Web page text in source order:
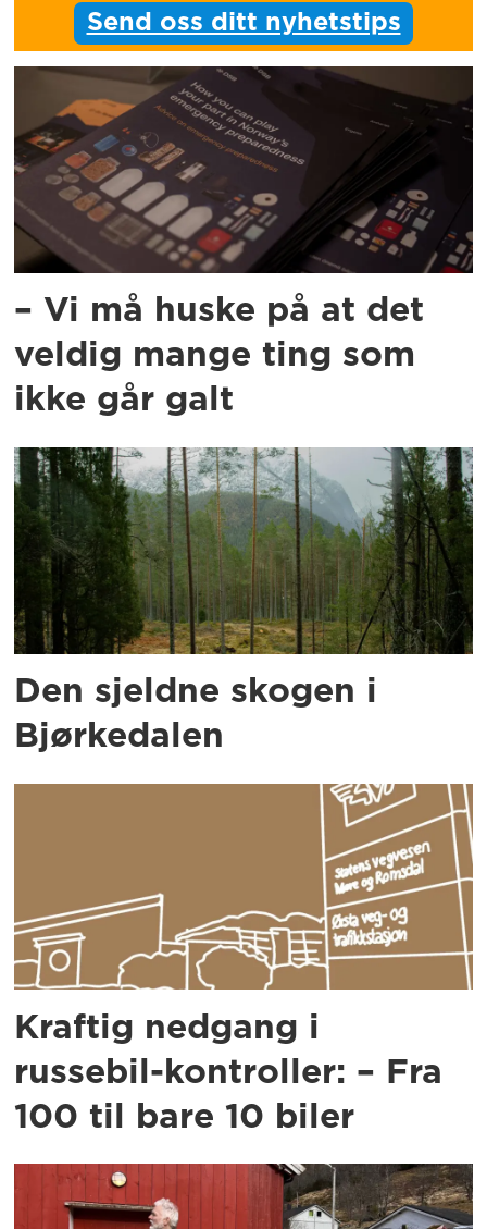
Send oss ditt nyhetstips
– Vi må huske på at det
veldig mange ting som
ikke går galt
Den sjeldne skogen i
Bjørkedalen
Kraftig nedgang i
russebil-kontroller: – Fra
100 til bare 10 biler